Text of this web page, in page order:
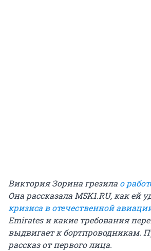
Виктория Зорина грезила о
Она рассказала MSK1.RU, как ей
кризиса в отечественной
Emirates и какие требования
выдвигает к бортпроводникам.
рассказ от первого лица.